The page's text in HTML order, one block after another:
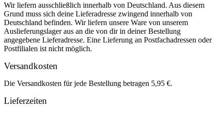
Wir liefern ausschließlich innerhalb von Deutschland. Aus diesem
Grund muss sich deine Lieferadresse zwingend innerhalb von
Deutschland befinden. Wir liefern unsere Ware von unserem
Auslieferungslager aus an die von dir in deiner Bestellung
angegebene Lieferadresse. Eine Lieferung an Postfachadressen oder
Postfilialen ist nicht möglich.
Versandkosten
Die Versandkosten für jede Bestellung betragen 5,95 €.
Lieferzeiten